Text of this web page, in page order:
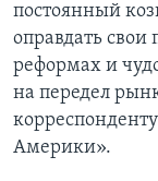
постоянный
оправдать свои
реформах и
на передел
Америки».